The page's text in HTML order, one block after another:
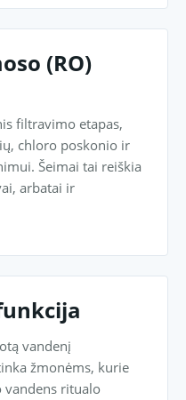
(RO)
filtravimo etapas,
chloro poskonio ir
Šeimai tai reiškia
arbatai ir
vandenį
žmonėms, kurie
vandens ritualo